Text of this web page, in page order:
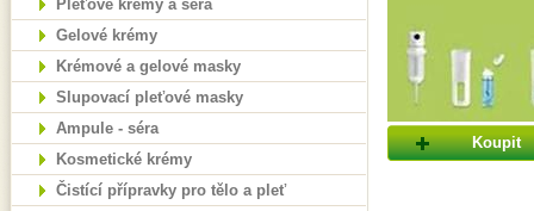
Pleťové krémy a séra
Gelové krémy
Krémové a gelové masky
Slupovací pleťové masky
Ampule - séra
Kosmetické krémy
Čistící přípravky pro tělo a pleť
Koupit